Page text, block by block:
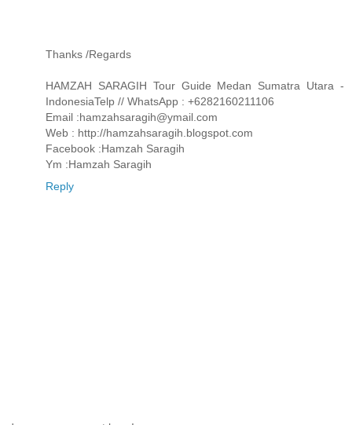
Thanks /Regards
HAMZAH SARAGIH Tour Guide Medan Sumatra Utara -
IndonesiaTelp // WhatsApp : +6282160211106
Email :hamzahsaragih@ymail.com
Web : http://hamzahsaragih.blogspot.com
Facebook :Hamzah Saragih
Ym :Hamzah Saragih
Reply